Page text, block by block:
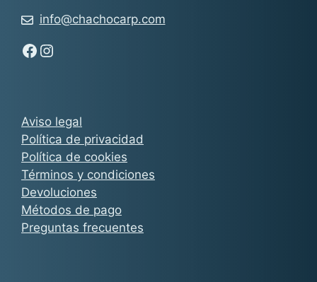
Aviso legal
Política de privacidad
Política de cookies
Términos y condiciones
Devoluciones
Métodos de pago
Preguntas frecuentes
info@chachocarp.com
Síguenos en Facebook - Chachocarp
Síguenos en Instagram - Chachocarp